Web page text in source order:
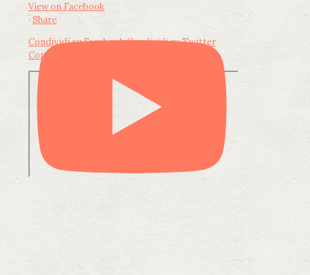
View on Facebook
· Share
Condividi su FacebookCondividi su Twitter
Condividi su LinkedIn